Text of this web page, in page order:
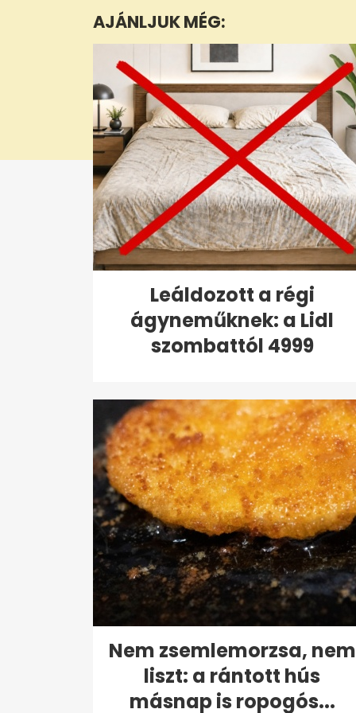
29
secondsVolume
0%
AJÁNLJUK MÉG:
Leáldozott a régi
ágyneműknek: a Lidl
szombattól 4999
Nem zsemlemorzsa, nem
liszt: a rántott hús
másnap is ropogós...